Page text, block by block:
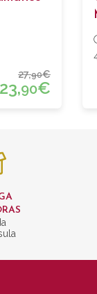
27,90€
23,90€